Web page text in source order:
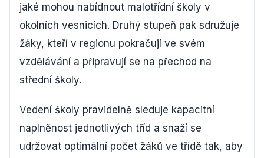
jaké mohou nabídnout malotřídní školy v
okolních vesnicích. Druhý stupeň pak sdružuje
žáky, kteří v regionu pokračují ve svém
vzdělávání a připravují se na přechod na
střední školy.
Vedení školy pravidelně sleduje kapacitní
naplněnost jednotlivých tříd a snaží se
udržovat optimální počet žáků ve třídě tak, aby